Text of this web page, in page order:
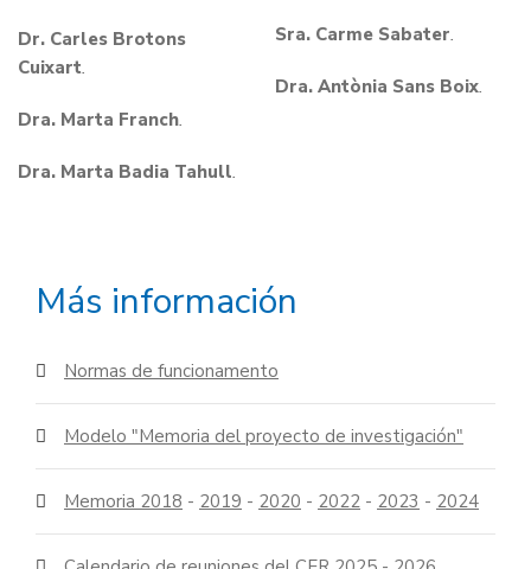
Dr. Carles Brotons
Cuixart.
Dra. Marta Franch.
Dra. Marta Badia Tahull.
Sra. Carme Sabater.
Dra. Antònia Sans Boix.
Más información
Normas de funcionamento
Modelo "Memoria del proyecto de investigación"
Memoria 2018 - 2019 - 2020 - 2022 - 2023 - 2024